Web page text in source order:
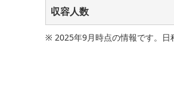
収容人数
※ 2025年9月時点の情報です。日